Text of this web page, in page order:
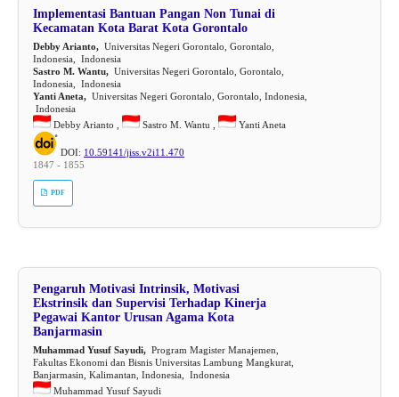
Implementasi Bantuan Pangan Non Tunai di
Kecamatan Kota Barat Kota Gorontalo
Debby Arianto,Universitas Negeri Gorontalo, Gorontalo,
Indonesia, Indonesia
Sastro M. Wantu,Universitas Negeri Gorontalo, Gorontalo,
Indonesia, Indonesia
Yanti Aneta,Universitas Negeri Gorontalo, Gorontalo, Indonesia,
Indonesia
Debby Arianto ,
Sastro M. Wantu , Yanti Aneta
DOI: 10.59141/jiss.v2i11.470
1847 - 1855
PDF
Pengaruh Motivasi Intrinsik, Motivasi
Ekstrinsik dan Supervisi Terhadap Kinerja
Pegawai Kantor Urusan Agama Kota
Banjarmasin
Muhammad Yusuf Sayudi,Program Magister Manajemen,
Fakultas Ekonomi dan Bisnis Universitas Lambung Mangkurat,
Banjarmasin, Kalimantan, Indonesia, Indonesia
Muhammad Yusuf Sayudi